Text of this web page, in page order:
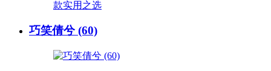
巧笑倩兮 (60)